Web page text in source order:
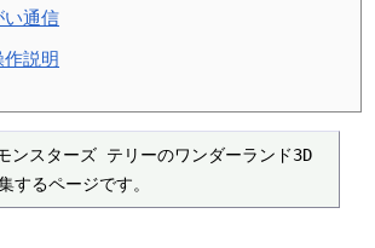
い通信
説明
ンスターズ テリーのワンダーランド3D
るページです。